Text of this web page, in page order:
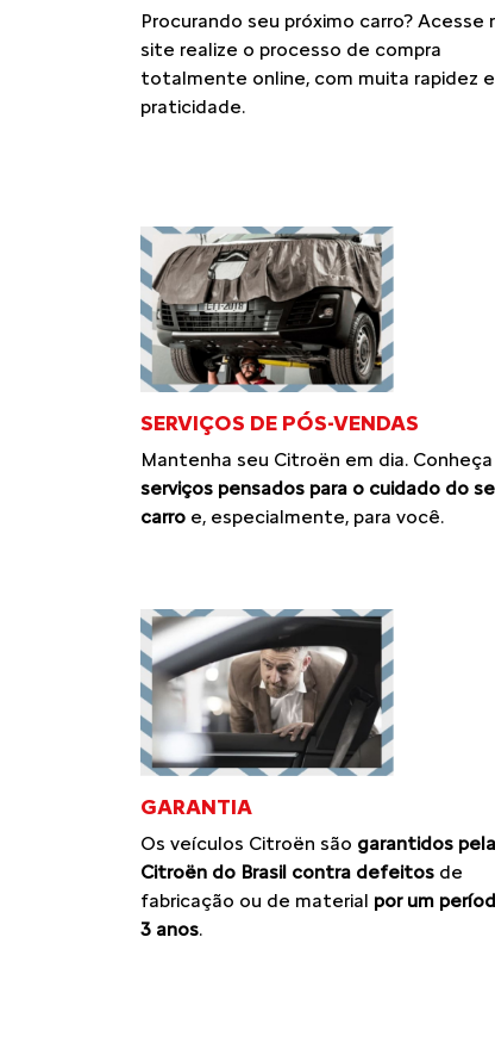
Procurando seu próximo carro? Acesse
site realize o processo de compra
totalmente online, com muita rapidez e
praticidade.
SERVIÇOS DE PÓS-VENDAS
Mantenha seu Citroën em dia.
serviços pensados para o cuidado do
carro e, especialmente, para você.
GARANTIA
Os veículos Citroën são garantidos pela
Citroën do Brasil contra defeitos de
fabricação ou de material por um
3 anos.